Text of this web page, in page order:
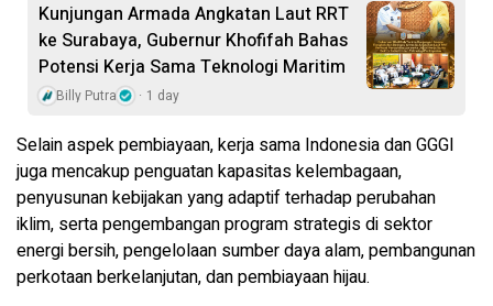
Kunjungan Armada Angkatan Laut RRT
ke Surabaya, Gubernur Khofifah Bahas
Potensi Kerja Sama Teknologi Maritim
Billy Putra 1 day
Selain aspek pembiayaan, kerja sama Indonesia dan GGGI
juga mencakup penguatan kapasitas kelembagaan,
penyusunan kebijakan yang adaptif terhadap perubahan
iklim, serta pengembangan program strategis di sektor
energi bersih, pengelolaan sumber daya alam, pembangunan
perkotaan berkelanjutan, dan pembiayaan hijau.